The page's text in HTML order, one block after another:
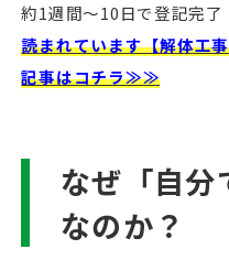
約1週間〜10日で登記完了
読まれています【解体工
記事はコチラ≫≫
なぜ「自分
なのか？